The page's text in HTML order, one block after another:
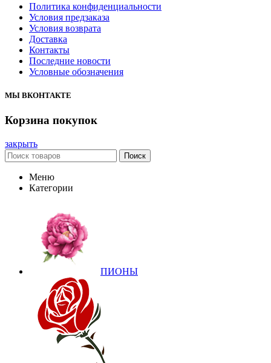
Политика конфиденциальности
Условия предзаказа
Условия возврата
Доставка
Контакты
Последние новости
Условные обозначения
МЫ ВКОНТАКТЕ
Корзина покупок
закрыть
Поиск
Меню
Категории
ПИОНЫ